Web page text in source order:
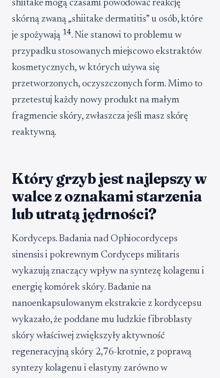
shiitake mogą czasami powodować reakcję
skórną zwaną „shiitake dermatitis” u osób, które
je spożywają14. Nie stanowi to problemu w
przypadku stosowanych miejscowo ekstraktów
kosmetycznych, w których używa się
przetworzonych, oczyszczonych form. Mimo to
przetestuj każdy nowy produkt na małym
fragmencie skóry, zwłaszcza jeśli masz skórę
reaktywną.
Który grzyb jest najlepszy w
walce z oznakami starzenia
lub utratą jędrności?
Kordyceps. Badania nad Ophiocordyceps
sinensis i pokrewnym Cordyceps militaris
wykazują znaczący wpływ na syntezę kolagenu i
energię komórek skóry. Badanie na
nanoenkapsulowanym ekstrakcie z kordycepsu
wykazało, że poddane mu ludzkie fibroblasty
skóry właściwej zwiększyły aktywność
regeneracyjną skóry 2,76-krotnie, z poprawą
syntezy kolagenu i elastyny zarówno w